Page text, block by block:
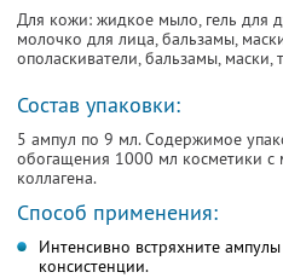
Для кожи: жидкое мыло, гель для
молочко для лица, бальзамы,
ополаскиватели, бальзамы, маски,
Состав упаковки:
5 ампул по 9 мл. Содержимое
обогащения 1000 мл косметики с
коллагена.
Способ применения:
Интенсивно встряхните
консистенции.